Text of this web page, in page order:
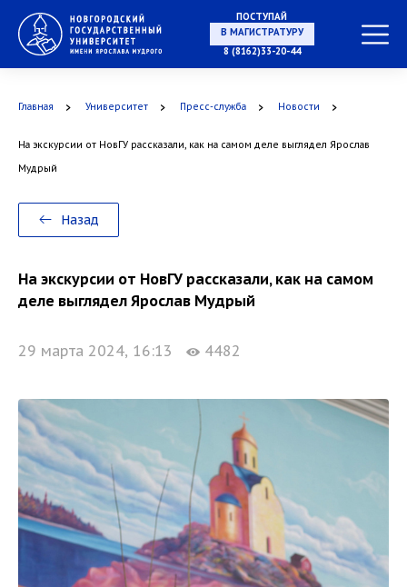
ПОСТУПАЙ
НА СПЕЦИАЛИТЕТ
В МАГИСТРАТУРУ
8 (8162)33-20-44
Главная Университет Пресс-служба Новости
На экскурсии от НовГУ рассказали, как на самом деле выглядел Ярослав
Мудрый
Назад
На экскурсии от НовГУ рассказали, как на самом
деле выглядел Ярослав Мудрый
29 марта 2024, 16:13 4482